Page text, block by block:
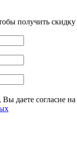
получить скидку
даете согласие на